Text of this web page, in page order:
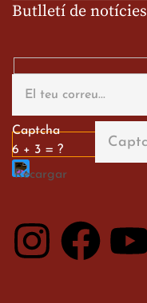
alumnes al Tortosa
English Festival
13 de març de 2026
Butlletí de notícies
Captcha
6 + 3 = ?